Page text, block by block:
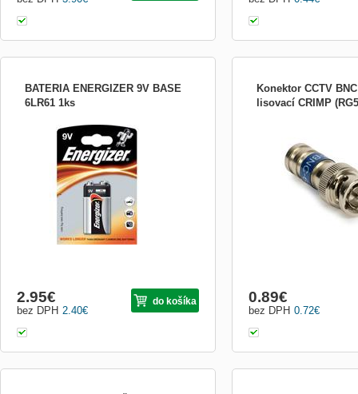
BATERIA ENERGIZER 9V BASE
6LR61 1ks
Alkalická batéria, 9V (6LR61), balenie 1 ks
2.40€
bez DPH
2.95€ do košíka
Konektor CCTV
lisovací CRIMP
0.72€
bez DPH
0.89€